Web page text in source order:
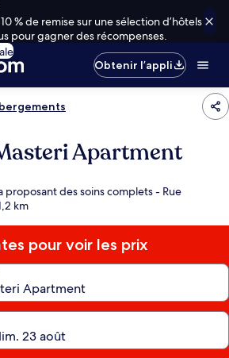
% de remise sur une sélection d’hôtels
pour gagner des récompenses.
Obtenir l’appli
Apartment
des soins complets - Rue
km
pour voir les prix